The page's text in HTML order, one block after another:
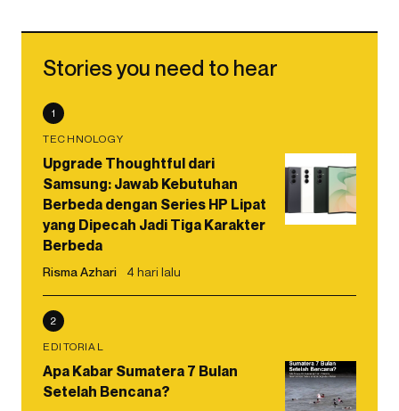
Stories you need to hear
1
TECHNOLOGY
Upgrade Thoughtful dari
Samsung: Jawab Kebutuhan
Berbeda dengan Series HP Lipat
yang Dipecah Jadi Tiga Karakter
Berbeda
Risma Azhari 4 hari lalu
2
EDITORIAL
Apa Kabar Sumatera 7 Bulan
Setelah Bencana?